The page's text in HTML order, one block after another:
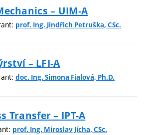
– UIM-A
prof. Ing. Jindřich Petruška, CSc.
– LFI-A
doc. Ing. Simona Fialová, Ph.D.
Transfer – IPT-A
prof. Ing. Miroslav Jícha, CSc.